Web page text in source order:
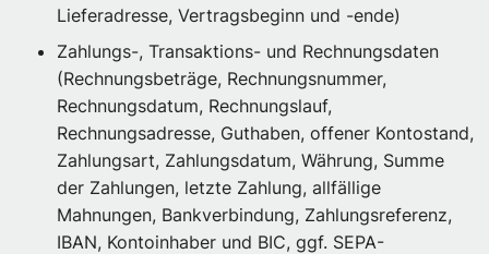
Lieferadresse, Vertragsbeginn und -ende)
Zahlungs-, Transaktions- und Rechnungsdaten
(Rechnungsbeträge, Rechnungsnummer,
Rechnungsdatum, Rechnungslauf,
Rechnungsadresse, Guthaben, offener Kontostand,
Zahlungsart, Zahlungsdatum, Währung, Summe
der Zahlungen, letzte Zahlung, allfällige
Mahnungen, Bankverbindung, Zahlungsreferenz,
IBAN, Kontoinhaber und BIC, ggf. SEPA-